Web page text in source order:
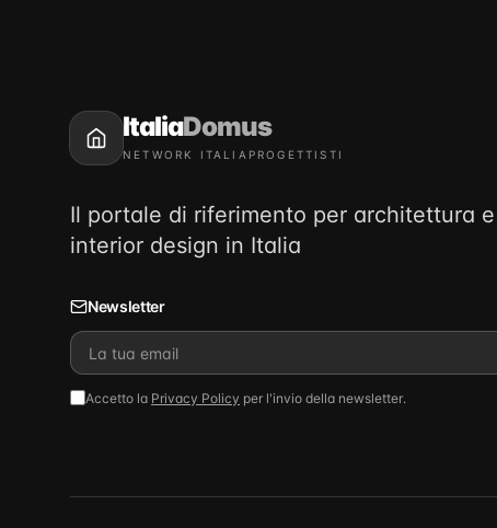
ItaliaDomus
NETWORK ITALIAPROGETTISTI
Il portale di riferimento per architettura e
interior design in Italia
Newsletter
Accetto la Privacy Policy per l'invio della newsletter.